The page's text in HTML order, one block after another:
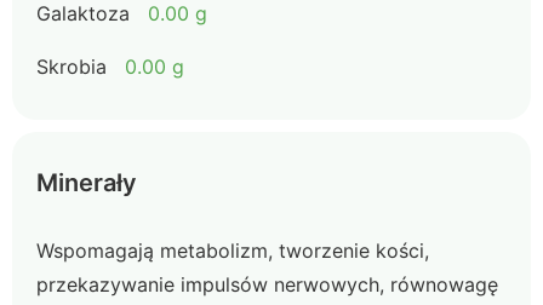
Galaktoza 0.00 g
Skrobia 0.00 g
Minerały
Wspomagają metabolizm, tworzenie kości,
przekazywanie impulsów nerwowych, równowagę